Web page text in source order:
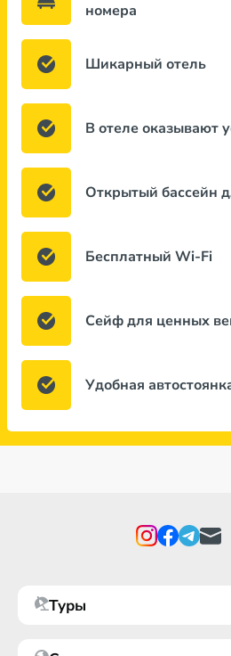
номера
Шикарный отель
В отеле оказывают
Открытый бассейн
Бесплатный Wi-Fi
Сейф для ценных
Удобная
Туры